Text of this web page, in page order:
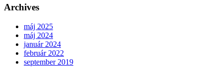
Archives
máj 2025
máj 2024
január 2024
február 2022
september 2019